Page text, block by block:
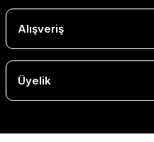
Alışveriş
Üyelik